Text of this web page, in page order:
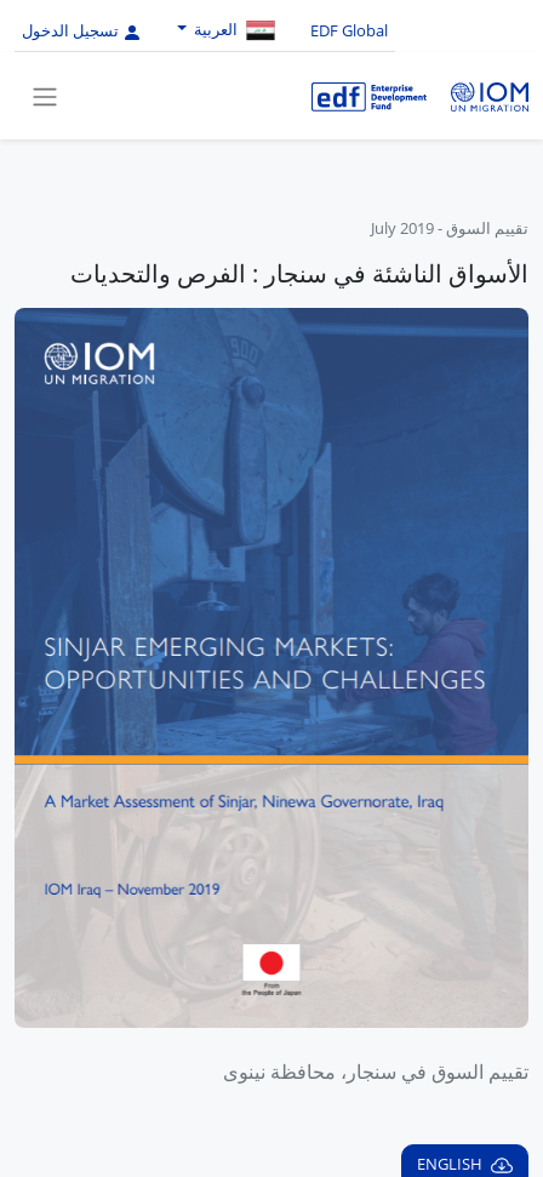
EDF Global العربية تسجيل الدخول
تقييم السوق-
July 2019
الأسواق الناشئة في سنجار : الفرص والتحديات
تقييم السوق في سنجار، محافظة نينوى
ENGLISH